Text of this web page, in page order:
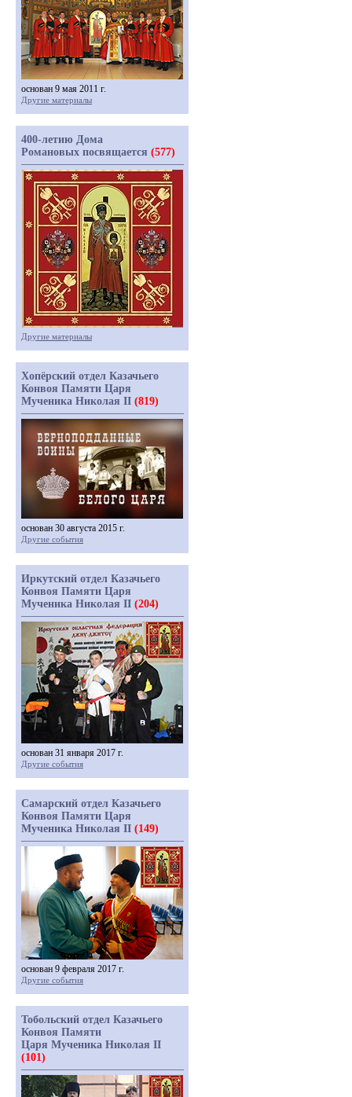
основан 9 мая 2011 г.
Другие материалы
400-летию Дома
Романовых посвящается (577)
Другие материалы
Хопёрский отдел Казачьего
Конвоя Памяти Царя
Мученика Николая II (819)
основан 30 августа 2015 г.
Другие события
Иркутский отдел Казачьего
Конвоя Памяти Царя
Мученика Николая II (204)
основан 31 января 2017 г.
Другие события
Самарский отдел Казачьего
Конвоя Памяти Царя
Мученика Николая II (149)
основан 9 февраля 2017 г.
Другие события
Тобольский отдел Казачьего
Конвоя Памяти
Царя Мученика Николая II
(101)